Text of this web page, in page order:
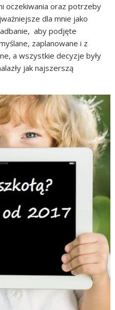
oczekiwania oraz potrzeby
dla mnie jako
aby podjęte
zaplanowane i z
a wszystkie decyzje były
jak najszerszą